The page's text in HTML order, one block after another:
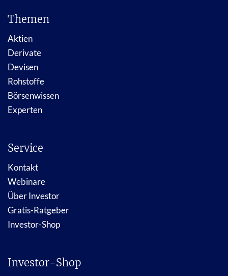
Themen
Aktien
Derivate
Devisen
Rohstoffe
Börsenwissen
Experten
Service
Kontakt
Webinare
Über Investor
Gratis-Ratgeber
Investor-Shop
Investor-Shop